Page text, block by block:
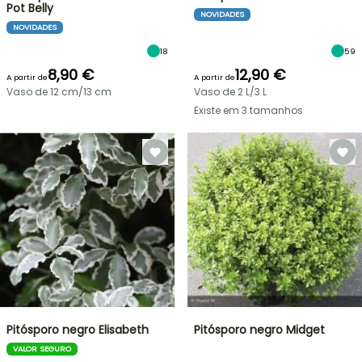
Pot Belly
NOVIDADES
18
A partir de8,90 €
Vaso de 12 cm/13 cm
NOVIDADES
59
A partir de12,90 €
Vaso de 2 L/3 L
Existe em 3 tamanhos
Pitósporo negro Elisabeth
VALOR SEGURO
Pitósporo negro Midget